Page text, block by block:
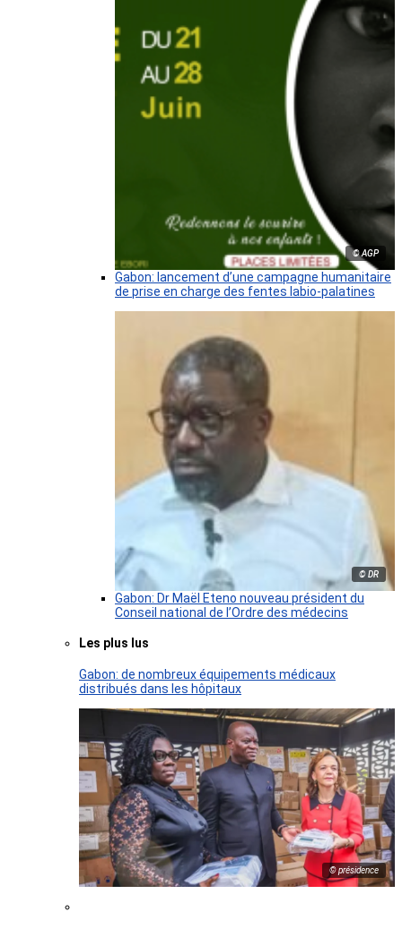
© AGP
Gabon: lancement d’une campagne humanitaire
de prise en charge des fentes labio-palatines
© DR
Gabon: Dr Maël Eteno nouveau président du
Conseil national de l’Ordre des médecins
Les plus lus
Gabon: de nombreux équipements médicaux
distribués dans les hôpitaux
© présidence